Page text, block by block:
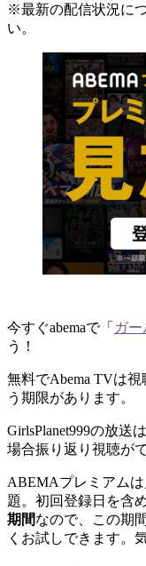
※最新の配信状況に
い。
今すぐabemaで「 ガ
う！
無料でAbema TVは
う期限があります。
GirlsPlanet999の放送
場合振り返り視聴が
ABEMAプレミアム
題。初回登録日を含
期間なので、この期
くお試しできます。